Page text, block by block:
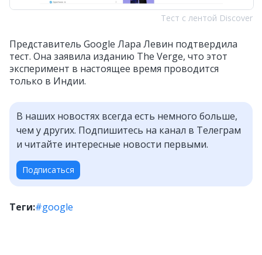
Тест с лентой Discover
Представитель Google Лара Левин подтвердила
тест. Она заявила изданию The Verge, что этот
эксперимент в настоящее время проводится
только в Индии.
В наших новостях всегда есть немного больше,
чем у других. Подпишитесь на канал в Телеграм
и читайте интересные новости первыми.
Подписаться
Теги:#google